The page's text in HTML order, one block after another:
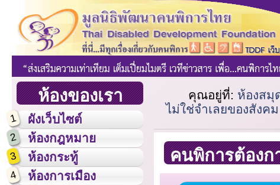
ห้องของเรา
1 ผังเว็บไซต์
2 ห้องกฎหมาย
3 ห้องกระทู้
4 ห้องการเมือง
คุณอยู่ที่: ห้องสมุ
ไม่ใช่จำเลยของสังคม
คนพิการต้องก